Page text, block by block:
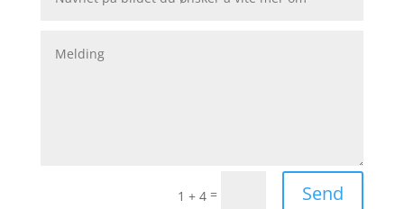
1 + 4 = Send